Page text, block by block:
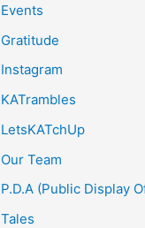
Events
Gratitude
Instagram
KATrambles
LetsKATchUp
Our Team
P.D.A (Public Display
Tales